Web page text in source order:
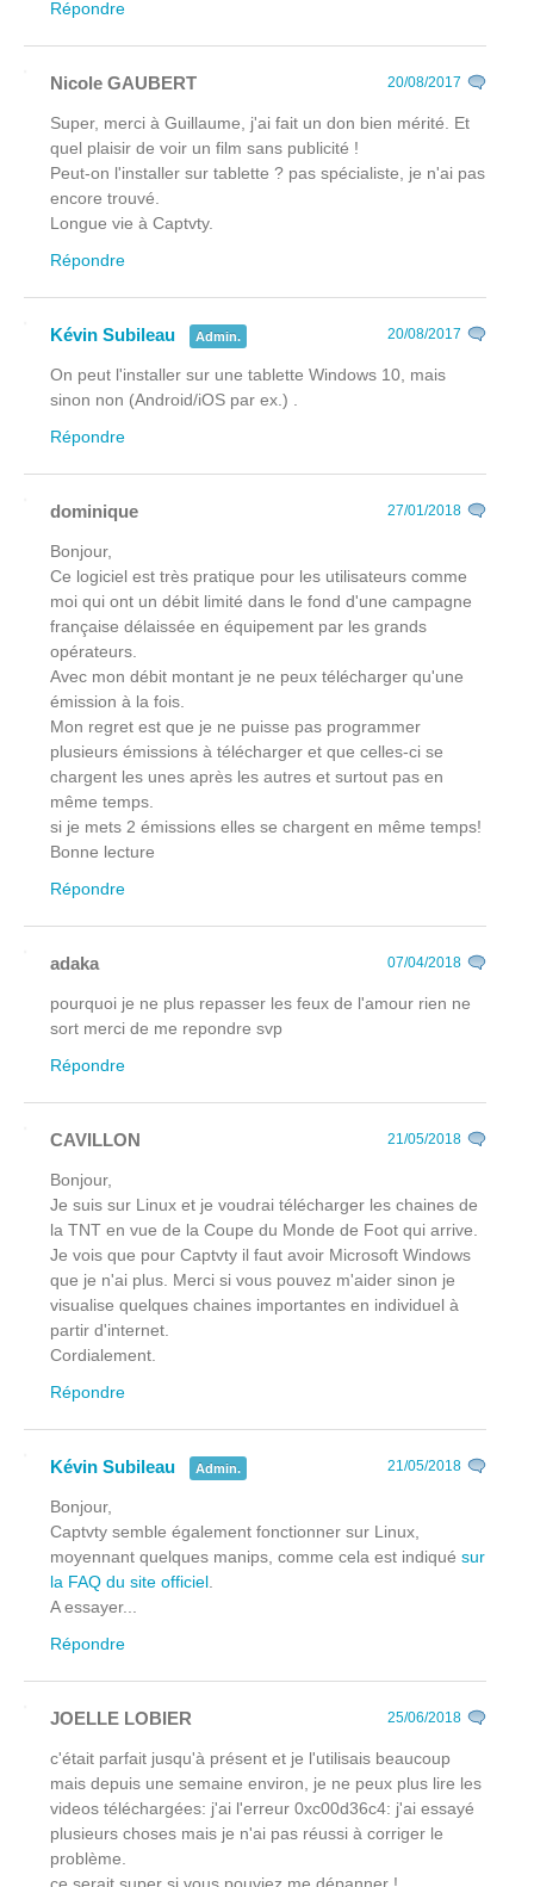
Répondre
Nicole GAUBERT 20/08/2017
Super, merci à Guillaume, j'ai fait un don bien mérité. Et
quel plaisir de voir un film sans publicité !
Peut-on l'installer sur tablette ? pas spécialiste, je n'ai pas
encore trouvé.
Longue vie à Captvty.
Répondre
Kévin Subileau Admin. 20/08/2017
On peut l'installer sur une tablette Windows 10, mais
sinon non (Android/iOS par ex.) .
Répondre
dominique 27/01/2018
Bonjour,
Ce logiciel est très pratique pour les utilisateurs comme
moi qui ont un débit limité dans le fond d'une campagne
française délaissée en équipement par les grands
opérateurs.
Avec mon débit montant je ne peux télécharger qu'une
émission à la fois.
Mon regret est que je ne puisse pas programmer
plusieurs émissions à télécharger et que celles-ci se
chargent les unes après les autres et surtout pas en
même temps.
si je mets 2 émissions elles se chargent en même temps!
Bonne lecture
Répondre
adaka 07/04/2018
pourquoi je ne plus repasser les feux de l'amour rien ne
sort merci de me repondre svp
Répondre
CAVILLON 21/05/2018
Bonjour,
Je suis sur Linux et je voudrai télécharger les chaines de
la TNT en vue de la Coupe du Monde de Foot qui arrive.
Je vois que pour Captvty il faut avoir Microsoft Windows
que je n'ai plus. Merci si vous pouvez m'aider sinon je
visualise quelques chaines importantes en individuel à
partir d'internet.
Cordialement.
Répondre
Kévin Subileau Admin. 21/05/2018
Bonjour,
Captvty semble également fonctionner sur Linux,
moyennant quelques manips, comme cela est indiqué sur
la FAQ du site officiel
A essayer...
Répondre
JOELLE LOBIER 25/06/2018
c'était parfait jusqu'à présent et je l'utilisais beaucoup
mais depuis une semaine environ, je ne peux plus lire les
videos téléchargées: j'ai l'erreur 0xc00d36c4: j'ai essayé
plusieurs choses mais je n'ai pas réussi à corriger le
problème.
ce serait super si vous pouviez me dépanner !